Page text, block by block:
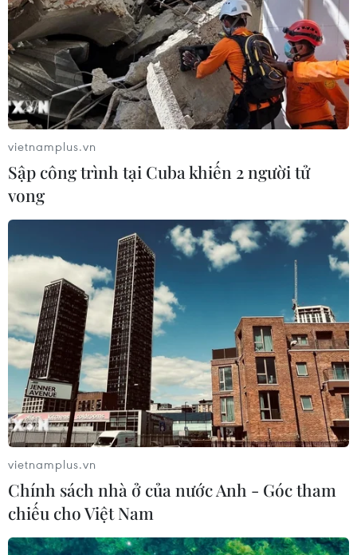
Việt Nam đứng thứ 4 thế giới tại Olympic
Tin học quốc tế 2019
10/08/2019 12:17
Với 2 huy chương vàng, 1 bạc và 1 đồng, đây là năm
đoàn học sinh Việt Nam giành được thành tích cao nhất
tại Olympic Tin học quốc tế sau kỳ tích đứng thứ nhất
toàn đoàn tại IOI Thổ Nhĩ Kỳ 1999.
vietnamplus.vn
Sập công trình tại Cuba khiến 2 người tử
vong
vietnamplus.vn
Chính sách nhà ở của nước Anh - Góc tham
chiếu cho Việt Nam